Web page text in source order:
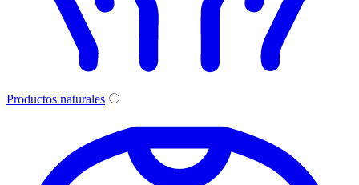
Productos naturales